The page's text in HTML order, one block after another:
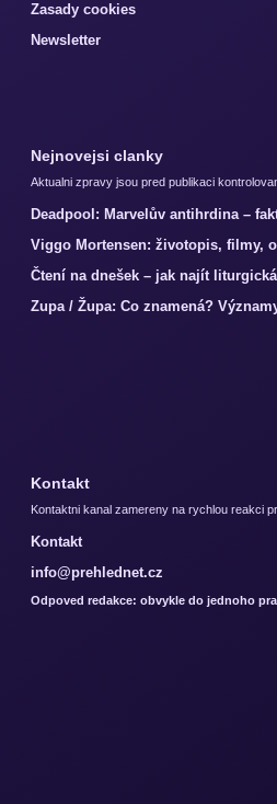
Zasady cookies
Newsletter
Nejnovejsi clanky
Aktualni zpravy jsou pred publikaci
Deadpool: Marvelův antihrdina –
Viggo Mortensen: životopis, filmy,
Čtení na dnešek – jak najít
Zupa / Župa: Co znamená?
Kontakt
Kontaktni kanal zamereny na rychlou reakci
Kontakt
info@prehlednet.cz
Odpoved redakce: obvykle do jednoho